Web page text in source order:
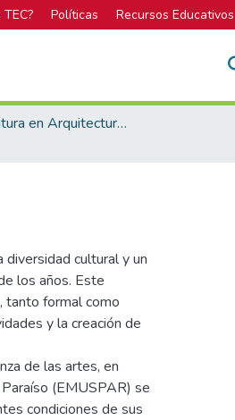
Políticas Recursos Educativos
Licenciatura en Arquitectura y Urbanismo
diversidad cultural y un
los años. Este
tanto formal como
y la creación de
de las artes, en
(EMUSPAR) se
condiciones de sus